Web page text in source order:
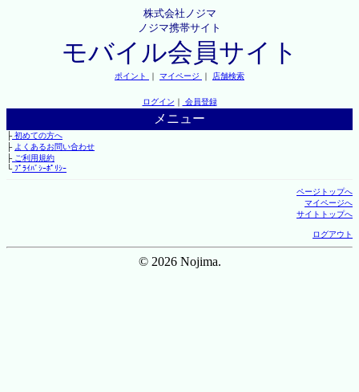
株式会社ノジマ
ノジマ携帯サイト
モバイル会員サイト
ポイント ｜ マイページ ｜ 店舗検索
ログイン ｜ 会員登録
メニュー
├初めての方へ
├ よくあるお問い合わせ
├ご利用規約
└ﾌﾟﾗｲﾊﾞｼｰﾎﾟﾘｼｰ
ページトップへ
マイページへ
サイトトップへ
ログアウト
© 2026 Nojima.